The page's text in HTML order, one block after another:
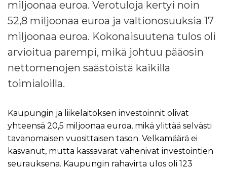
miljoonaa euroa. Verotuloja kertyi noin
52,8 miljoonaa euroa ja valtionosuuksia 17
miljoonaa euroa. Kokonaisuutena tulos oli
arvioitua parempi, mikä johtuu pääosin
nettomenojen säästöistä kaikilla
toimialoilla.
Kaupungin ja liikelaitoksen investoinnit olivat
yhteensä 20,5 miljoonaa euroa, mikä ylittää selvästi
tavanomaisen vuosittaisen tason. Velkamäärä ei
kasvanut, mutta kassavarat vähenivät investointien
seurauksena. Kaupungin rahavirta ulos oli 123